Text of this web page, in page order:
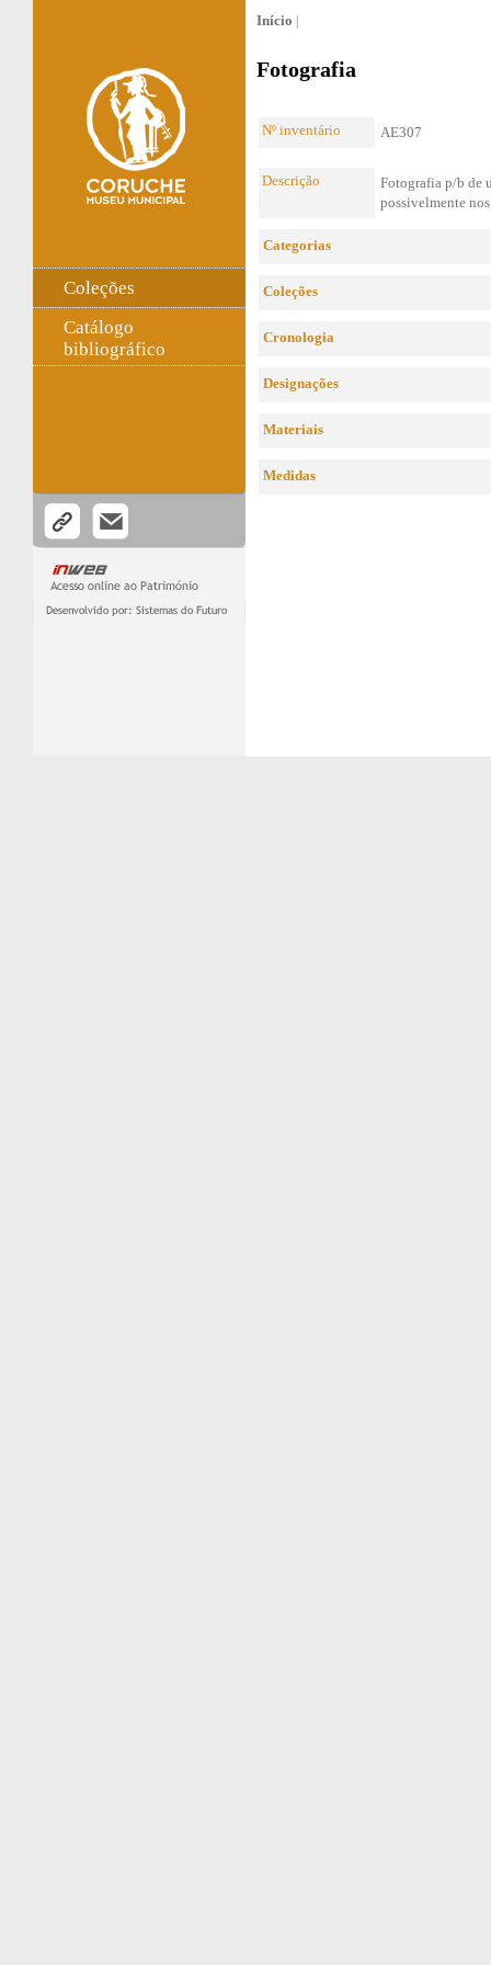
Coleções
Catálogo
bibliográfico
Início
Fotografia
Nº inventário AE307
Descrição
Fotografia p/b de
possivelmente
Categorias
Coleções
Cronologia
Designações
Materiais
Medidas